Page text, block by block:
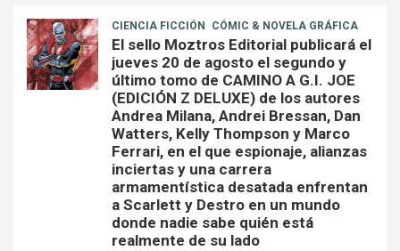
CIENCIA FICCIÓN CÓMIC & NOVELA GRÁFICA
El sello Moztros Editorial publicará el
jueves 20 de agosto el segundo y
último tomo de CAMINO A G.I. JOE
(EDICIÓN Z DELUXE) de los autores
Andrea Milana, Andrei Bressan, Dan
Watters, Kelly Thompson y Marco
Ferrari, en el que espionaje, alianzas
inciertas y una carrera
armamentística desatada enfrentan
a Scarlett y Destro en un mundo
donde nadie sabe quién está
realmente de su lado